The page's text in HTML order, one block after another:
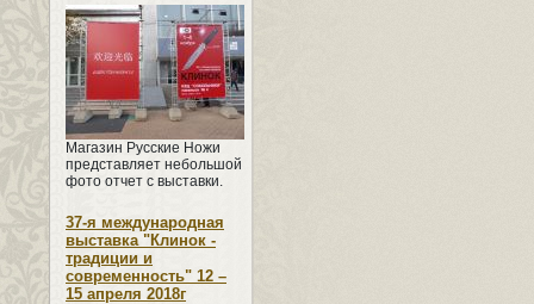
Магазин Русские Ножи
представляет небольшой
фото отчет с выставки.
37-я международная
выставка "Клинок -
традиции и
современность" 12 –
15 апреля 2018г